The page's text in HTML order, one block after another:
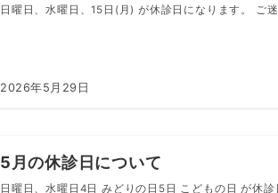
日曜日、水曜日、15日(月) が休診日になります。 ご
2026年5月29日
5月の休診日について
日曜日、水曜日4日 みどりの日5日 こどもの日 が休